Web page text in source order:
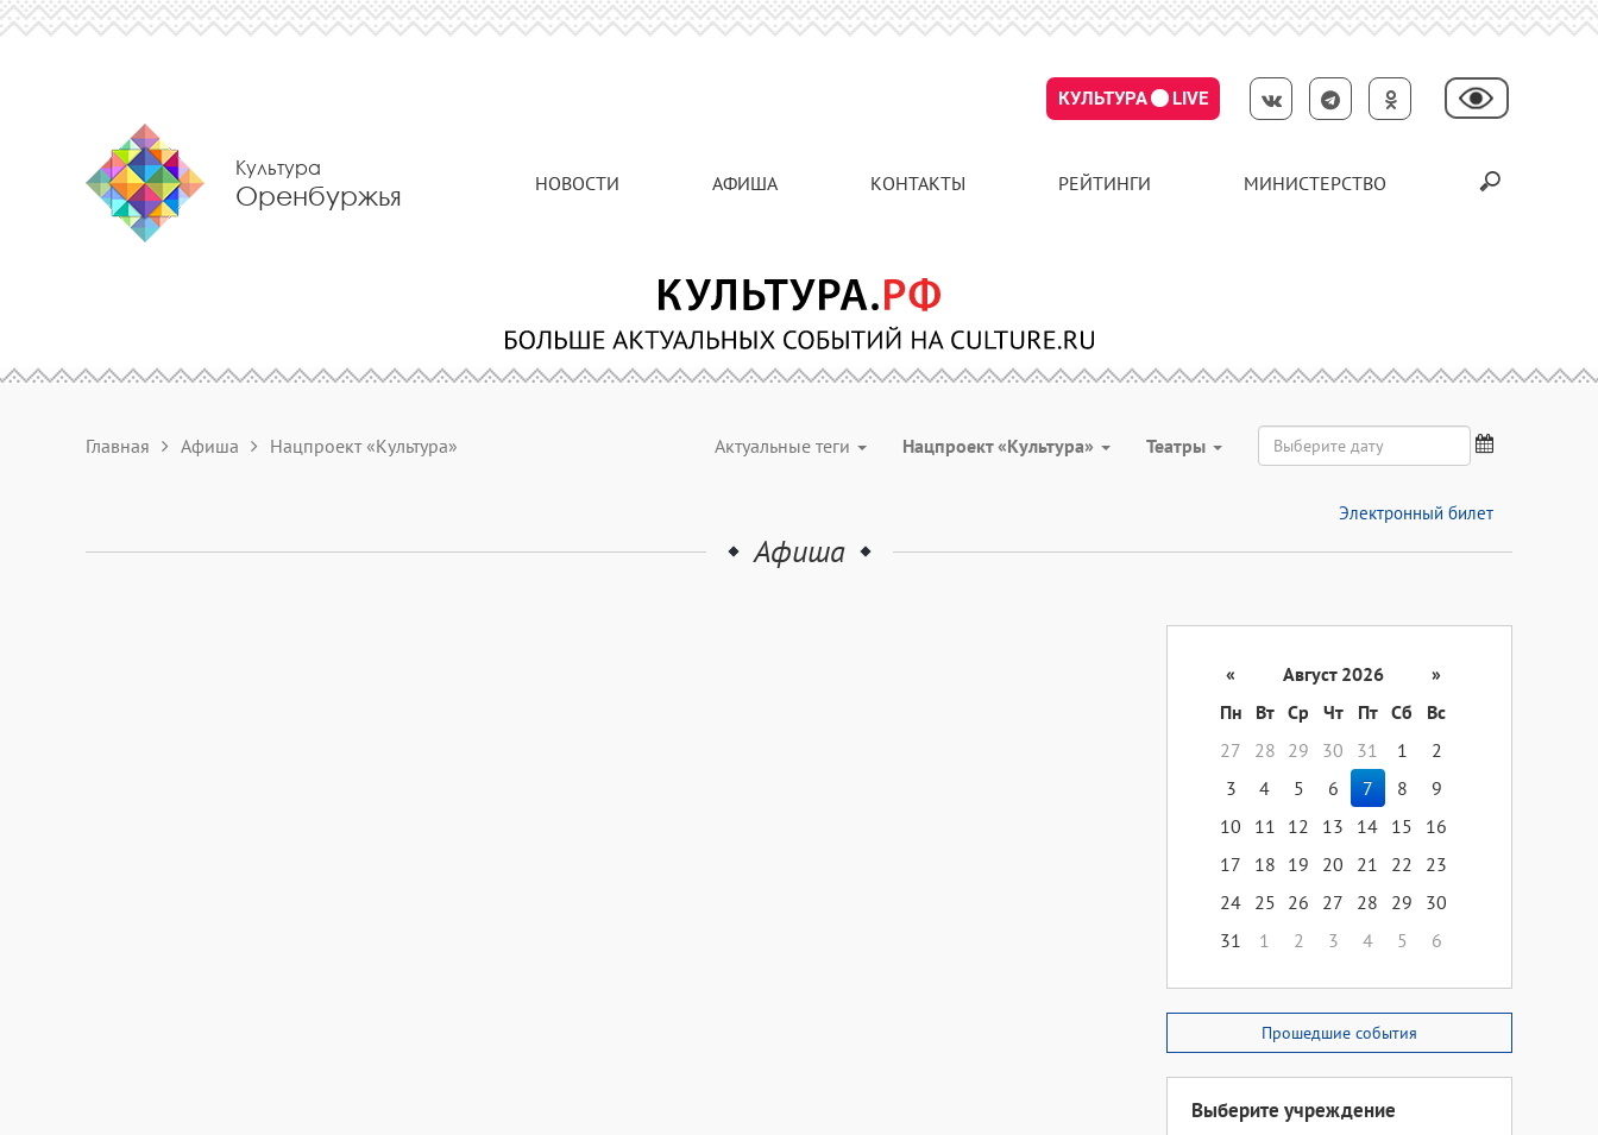
КУЛЬТУРА LIVE
Культура
Оренбуржья НОВОСТИ АФИША КОНТАКТЫ РЕЙТИНГИ МИНИСТЕРСТВО
Главная Афиша Нацпроект «Культура» Актуальные теги Нацпроект «Культура» Театры
Электронный билет
Афиша
« Август 2026
»
Пн
Вт Ср Чт Пт Сб
Вс
27
28 29 30 31 1
2
3
4 5 6 7 8
9
10
11 12 13 14 15
16
17
18 19 20 21 22
23
24 25 26 27 28 29
30
31
1 2 3 4 5 6
Прошедшие события
Выберите учреждение